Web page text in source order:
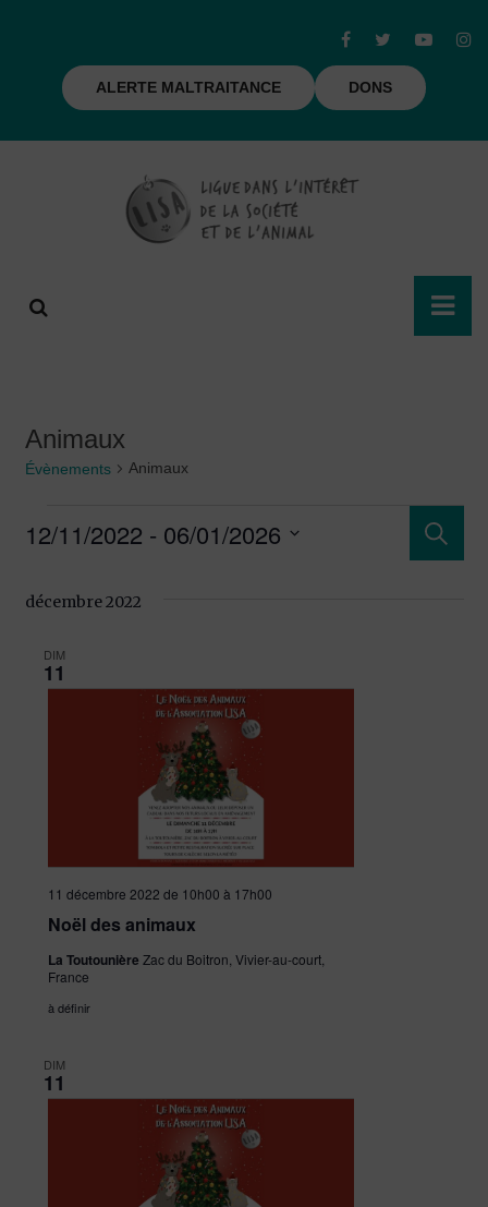
ALERTE MALTRAITANCE DONS
Animaux
Évènements Animaux
12/11/2022 - 06/01/2026
une
décembre 2022
DIM
11
Noël des animaux
11 décembre 2022 de 10h00 à 17h00
La Toutounière Zac du Boitron, Vivier-au-court,
France
à définir
DIM
11